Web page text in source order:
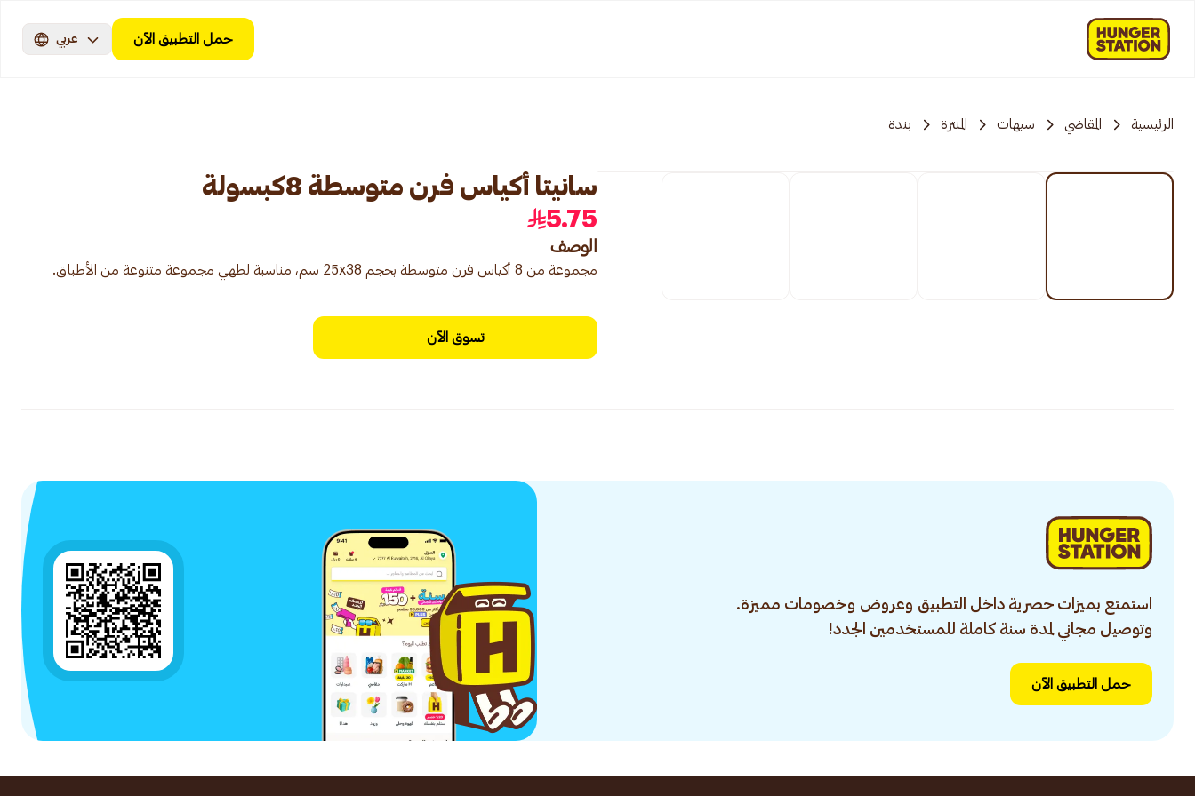
حمل التطبيق الآن عربي
الرئيسية المقاضي سيهات المنتزة بندة
سانيتا أكياس فرن متوسطة 8كبسولة
5.75
الوصف
مجموعة من 8 أكياس فرن متوسطة بحجم 25x38 سم، مناسبة لطهي مجموعة متنوعة من الأطباق.
تسوق الآن
استمتع بميزات حصرية داخل التطبيق وعروض وخصومات مميزة.
وتوصيل مجاني لمدة سنة كاملة للمستخدمين الجدد!
حمل التطبيق الآن